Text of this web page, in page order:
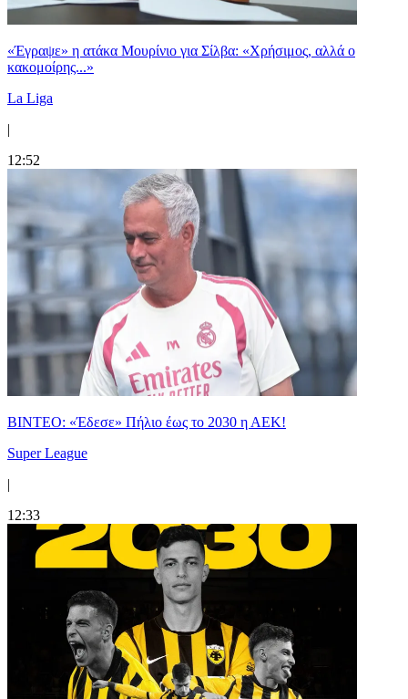
«Έγραψε» η ατάκα Μουρίνιο για Σίλβα: «Χρήσιμος, αλλά ο
κακομοίρης...»
La Liga
|
12:52
ΒΙΝΤΕΟ: «Έδεσε» Πήλιο έως το 2030 η ΑΕΚ!
Super League
|
12:33